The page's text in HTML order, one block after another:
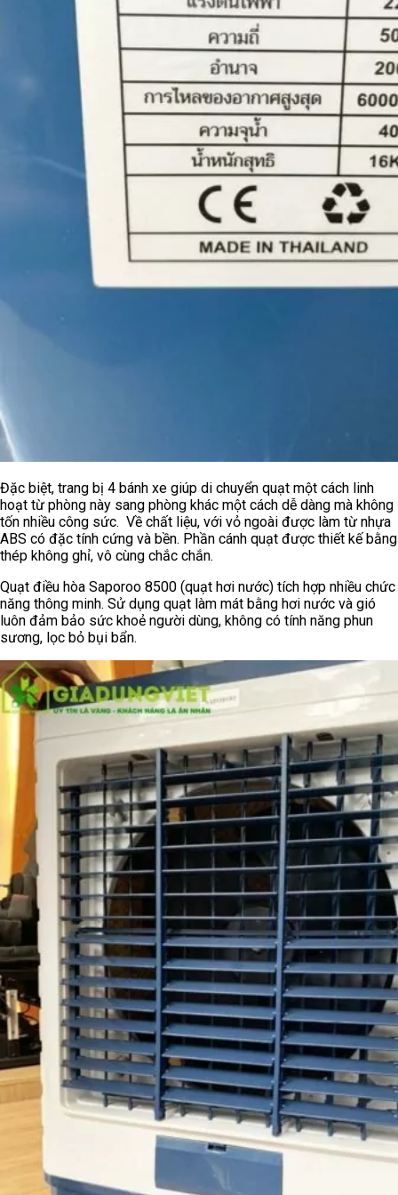
Đặc biệt, trang bị 4 bánh xe giúp di chuyển quạt một cách linh
hoạt từ phòng này sang phòng khác một cách dễ dàng mà không
tốn nhiều công sức. Về chất liệu, với vỏ ngoài được làm từ nhựa
ABS có đặc tính cứng và bền. Phần cánh quạt được thiết kế bằng
thép không ghỉ, vô cùng chắc chắn.
Quạt điều hòa Saporoo 8500 (quạt hơi nước) tích hợp nhiều chức
năng thông minh. Sử dụng quạt làm mát bằng hơi nước và gió
luôn đảm bảo sức khoẻ người dùng, không có tính năng phun
sương, lọc bỏ bụi bẩn.